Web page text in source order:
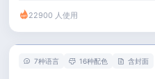
22900 人使用
7种语言 16种配色 含封面